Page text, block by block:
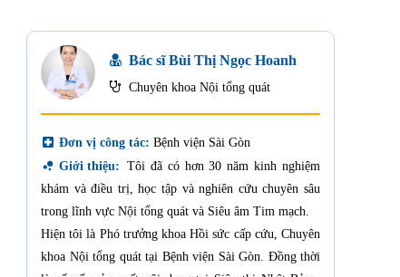
Bác sĩ Bùi Thị Ngọc Hoanh
Chuyên khoa Nội tổng quát
local_hospital Đơn vị công tác: Bệnh viện Sài Gòn
bubble_chart Giới thiệu: Tôi đã có hơn 30 năm kinh nghiệm
khám và điều trị, học tập và nghiên cứu chuyên sâu
trong lĩnh vực Nội tổng quát và Siêu âm Tim mạch.
Hiện tôi là Phó trưởng khoa Hồi sức cấp cứu, Chuyên
khoa Nội tổng quát tại Bệnh viện Sài Gòn. Đồng thời